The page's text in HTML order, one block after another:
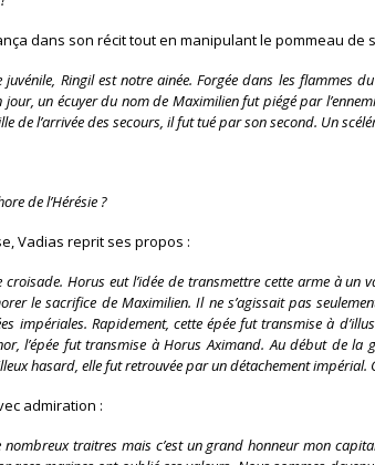
dans son récit tout en manipulant le pommeau de
Ringil est notre ainée. Forgée dans les flammes
un écuyer du nom de Maximilien fut piégé par
de l’arrivée des secours, il fut tué par son second. Un
de l’Hérésie ?
Vadias reprit ses propos :
Horus eut l’idée de transmettre cette arme à un
le sacrifice de Maximilien. Il ne s’agissait pas
impériales. Rapidement, cette épée fut transmise à
l’épée fut transmise à Horus Aximand. Au début de
hasard, elle fut retrouvée par un détachement
admiration :
nombreux traitres mais c’est un grand honneur mon